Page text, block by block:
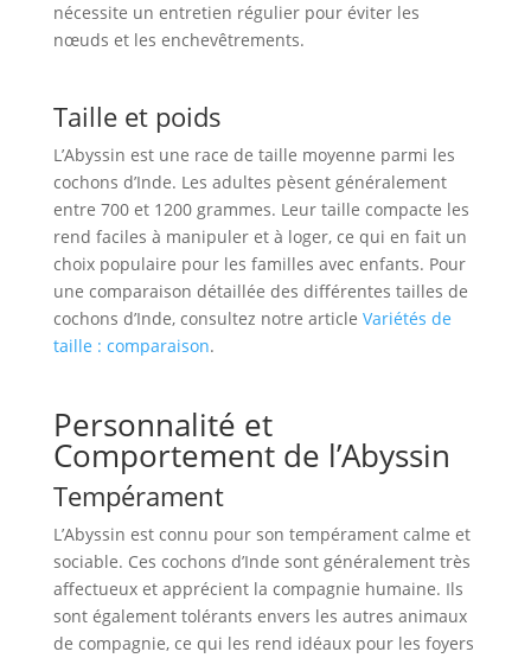
nécessite un entretien régulier pour éviter les
nœuds et les enchevêtrements.
Taille et poids
L’Abyssin est une race de taille moyenne parmi les
cochons d’Inde. Les adultes pèsent généralement
entre 700 et 1200 grammes. Leur taille compacte les
rend faciles à manipuler et à loger, ce qui en fait un
choix populaire pour les familles avec enfants. Pour
une comparaison détaillée des différentes tailles de
cochons d’Inde, consultez notre article Variétés de
taille : comparaison.
Personnalité et
Comportement de l’Abyssin
Tempérament
L’Abyssin est connu pour son tempérament calme et
sociable. Ces cochons d’Inde sont généralement très
affectueux et apprécient la compagnie humaine. Ils
sont également tolérants envers les autres animaux
de compagnie, ce qui les rend idéaux pour les foyers